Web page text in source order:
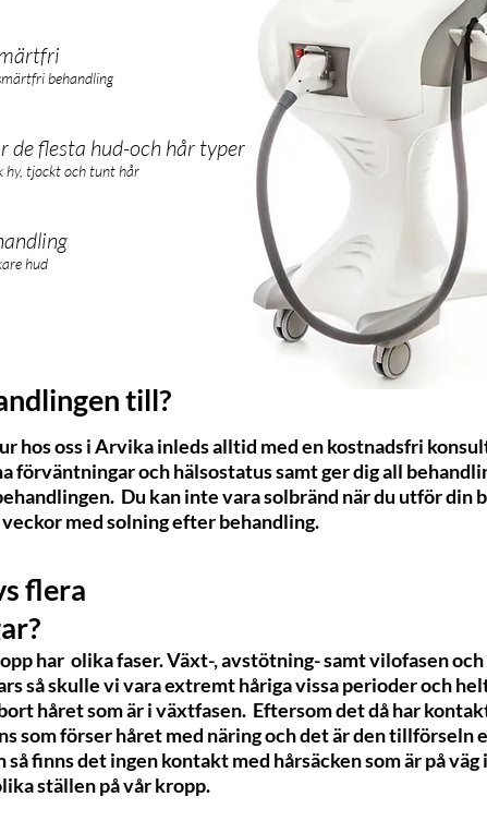
behandling
hud
de flesta hud-och hår typer
hy, tjockt och tunt hår
till?
hos oss i Arvika inleds alltid med en kostnadsfri
förväntningar och hälsostatus samt ger dig all
Du kan inte vara solbränd när du utför din
med solning efter behandling.
flera
har olika faser. Växt-, avstötning- samt vilofasen
så skulle vi vara extremt håriga vissa perioder och
håret som är i växtfasen. Eftersom det då har
som förser håret med näring och det är den tillförseln
finns det ingen kontakt med hårsäcken som är på
ställen på vår kropp.